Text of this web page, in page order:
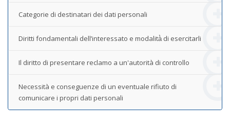
Categorie di destinatari dei dati personali
Diritti fondamentali dell’interessato e modalità̀ di esercitarli
Il diritto di presentare reclamo a un'autorità di controllo
Necessità e conseguenze di un eventuale rifiuto di
comunicare i propri dati personali